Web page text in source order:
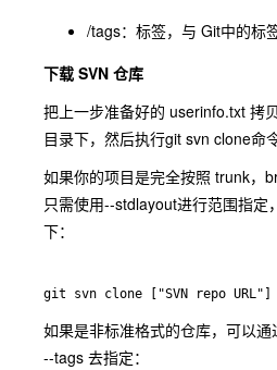
/tags：标签，与 Git中的标
下载 SVN 仓库
把上一步准备好的 userinfo.txt 拷
目录下，然后执行git svn clone命
如果你的项目是完全按照 trunk，
只需使用--stdlayout进行范围指定
下：
git svn clone ["SVN repo
如果是非标准格式的仓库，可以
--tags 去指定：